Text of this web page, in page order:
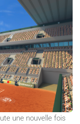
une nouvelle fois